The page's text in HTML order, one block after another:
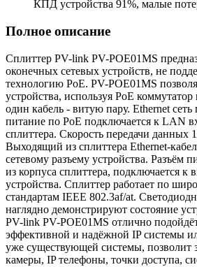
КПД устройства 91%, малые
Полное описание
Сплиттер PV-link PV-PОЕ01MS
оконечных сетевых устройств, не
технологию PoE. PV-POE01MS
устройства, используя PoE
один кабель - витую пару. Ethernet
питание по PoE подключается к LAN
сплиттера. Скорость передачи данных
Выходящий из сплиттера Ethernet-
сетевому разъему устройства. Разъём
из корпуса сплиттера, подключается к
устройства. Сплиттер работает по
стандартам IEEE 802.3af/at.
наглядно демонстрируют состояние
PV-link PV-POE01MS отлично
эффективной и надёжной IP системы
уже существующей системы, позволит
камеры, IP телефоны, точки доступа,